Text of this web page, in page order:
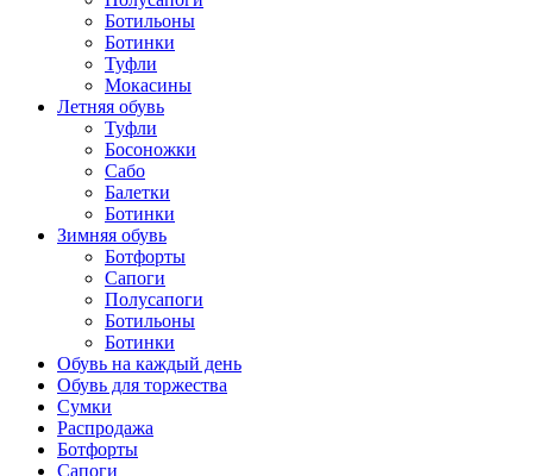
Ботильоны
Ботинки
Туфли
Мокасины
Летняя обувь
Туфли
Босоножки
Сабо
Балетки
Ботинки
Зимняя обувь
Ботфорты
Сапоги
Полусапоги
Ботильоны
Ботинки
Обувь на каждый день
Обувь для торжества
Сумки
Распродажа
Ботфорты
Сапоги